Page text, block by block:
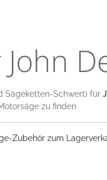
Sägeketten-Schwert) für
zu finden
Zubehör zum